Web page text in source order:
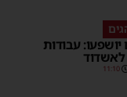
יושפעו: עבודות
לאשדוד
11:10